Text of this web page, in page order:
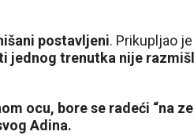
postavljeni. Prikupljao
jednog trenutka nije
ocu, bore se radeći “na
Adina.